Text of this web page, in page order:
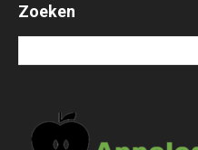
Zoeken